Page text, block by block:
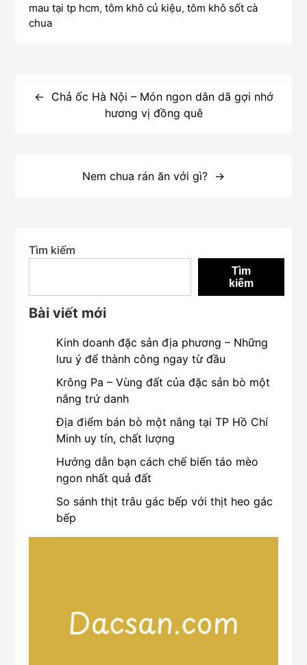
mau tại tp hcm,tôm khô củ kiệu,tôm khô sốt cà
chua
hướngChả ốc Hà Nội – Món ngon dân dã gợi nhớ
hương vị đồng quê
Nem chua rán ăn với gì?
Tìm kiếm
Tìm
kiếm
Bài viết mới
Kinh doanh đặc sản địa phương – Những
lưu ý để thành công ngay từ đầu
Krông Pa – Vùng đất của đặc sản bò một
nắng trứ danh
Địa điểm bán bò một nắng tại TP Hồ Chí
Minh uy tín, chất lượng
Hướng dẫn bạn cách chế biến táo mèo
ngon nhất quả đất
So sánh thịt trâu gác bếp với thịt heo gác
bếp